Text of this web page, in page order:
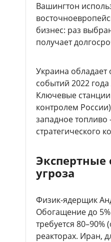
Вашингтон
бизнес: раз
получает
Украина
событий 2022
Ключевые
контролем
западное топливо
стратегического
Экспертные
угроза
Физик-ядерщик
Обогащение до
требуется
реакторах. Иран,